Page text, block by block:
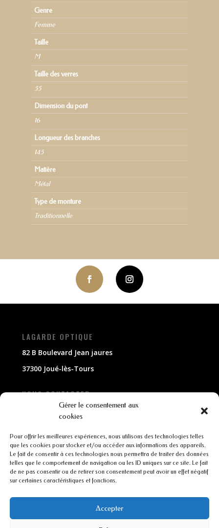
Gérer le consentement aux
cookies
Pour offrir les meilleures expériences, nous utilisons des technologies telles
que les cookies pour stocker et/ou accéder aux informations des appareils.
Le fait de consentir à ces technologies nous permettra de traiter des données
telles que le comportement de navigation ou les ID uniques sur ce site. Le fait
de ne pas consentir ou de retirer son consentement peut avoir un effet négatif
sur certaines caractéristiques et fonctions.
Accepter
Genre
Femme
Taille
M
Taille des verres
55
Dimension du pont
16
Longueur des branches
145
Matière
Métal
Type de monture
Traditionnelle
LAGARDE OPTIQUE
82 B Boulevard Jean jaures
37300 Joué-lès-Tours
NOUS CONTACTER
02 47 63 79 33
contact@lagarde-optique.fr
INFORMATIONS
Mentions légales